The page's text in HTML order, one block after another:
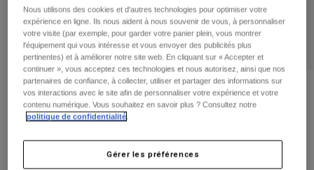
Protections
Masques
Chaussettes
Accessoires
Pièces de rechange
Masques
Chaussettes
Sacs et accessoires
Pièces de rechange
Sweats et Pulls
Vestes
Pantalons
Chemises
Voir tout
Casques
Maillots
Pantalons
Bottes
Protections
Avis
Veste coupe-vent Ranger Wind Femme
Nous utilisons des cookies et d'autres technologies pour optimiser votre
expérience en ligne. Ils nous aident à nous souvenir de vous, à personnaliser
votre visite (par exemple, pour garder votre panier plein, vous montrer
l'équipement qui vous intéresse et vous envoyer des publicités plus
pertinentes) et à améliorer notre site web. En cliquant sur « Accepter et
continuer », vous acceptez ces technologies et nous autorisez, ainsi que nos
partenaires de confiance, à collecter, utiliser et partager des informations sur
vos interactions avec le site afin de personnaliser votre expérience et votre
contenu numérique. Vous souhaitez en savoir plus ? Consultez notre
politique de confidentialité
Gérer les préférences